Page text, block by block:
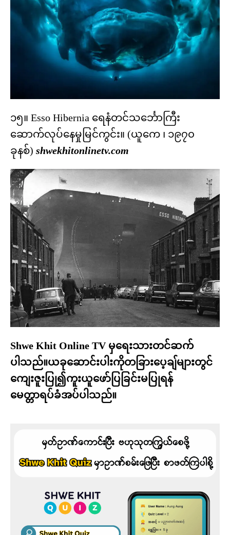
၁၅။ Esso Hibernia ရေနံတင်သင်္ဘောကြီး
ဆောက်လုပ်နေမှုမြင်ကွင်း။ (ယူကေ ၊ ၁၉၇၀
ခုနစ်) shwekhitonlinetv.com
Shwe Khit Online TV မှရေးသားတင်ဆက်
ပါသည်။ယခုဆောင်းပါးကိုတခြားပေ့ချ်များတွင်
ကျေးဇူးပြု၍ကူးယူဖော်ပြခြင်းမပြုရန်
မေတ္တာရပ်ခံအပ်ပါသည်။